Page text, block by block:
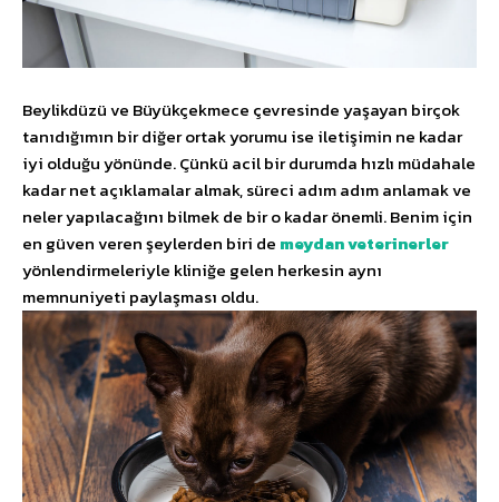
Beylikdüzü ve Büyükçekmece çevresinde yaşayan birçok
tanıdığımın bir diğer ortak yorumu ise iletişimin ne kadar
iyi olduğu yönünde. Çünkü acil bir durumda hızlı müdahale
kadar net açıklamalar almak, süreci adım adım anlamak ve
neler yapılacağını bilmek de bir o kadar önemli. Benim için
en güven veren şeylerden biri de meydan veterinerler
yönlendirmeleriyle kliniğe gelen herkesin aynı
memnuniyeti paylaşması oldu.